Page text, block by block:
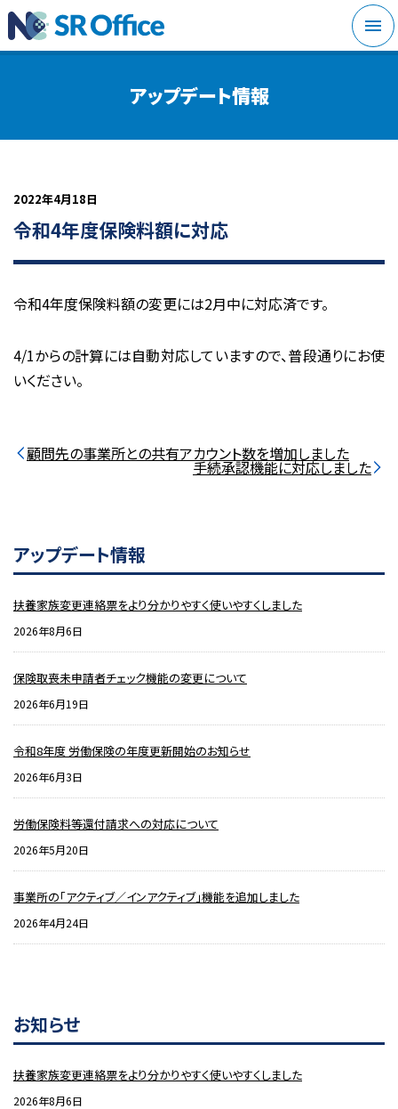
メニ
アップデート情報
2022年4月18日
令和4年度保険料額に対応
令和4年度保険料額の変更には2月中に対応済です。
4/1からの計算には自動対応していますので、普段通りにお使
いください。
顧問先の事業所との共有アカウント数を増加しました
手続承認機能に対応しました
アップデート情報
扶養家族変更連絡票をより分かりやすく使いやすくしました
2026年8月6日
保険取喪未申請者チェック機能の変更について
2026年6月19日
令和8年度 労働保険の年度更新開始のお知らせ
2026年6月3日
労働保険料等還付請求への対応について
2026年5月20日
事業所の「アクティブ／インアクティブ」機能を追加しました
2026年4月24日
お知らせ
扶養家族変更連絡票をより分かりやすく使いやすくしました
2026年8月6日